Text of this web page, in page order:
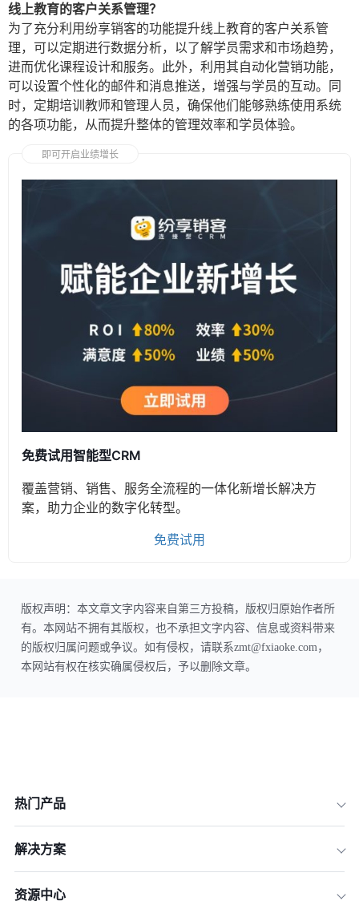
线上教育的客户关系管理？
为了充分利用纷享销客的功能提升线上教育的客户关系管
理，可以定期进行数据分析，以了解学员需求和市场趋势，
进而优化课程设计和服务。此外，利用其自动化营销功能，
可以设置个性化的邮件和消息推送，增强与学员的互动。同
时，定期培训教师和管理人员，确保他们能够熟练使用系统
的各项功能，从而提升整体的管理效率和学员体验。
即可开启业绩增长
免费试用智能型CRM
覆盖营销、销售、服务全流程的一体化新增长解决方
案，助力企业的数字化转型。
免费试用
版权声明：本文章文字内容来自第三方投稿，版权归原始作者所
有。本网站不拥有其版权，也不承担文字内容、信息或资料带来
的版权归属问题或争议。如有侵权，请联系zmt@fxiaoke.com，
本网站有权在核实确属侵权后，予以删除文章。
热门产品
解决方案
资源中心